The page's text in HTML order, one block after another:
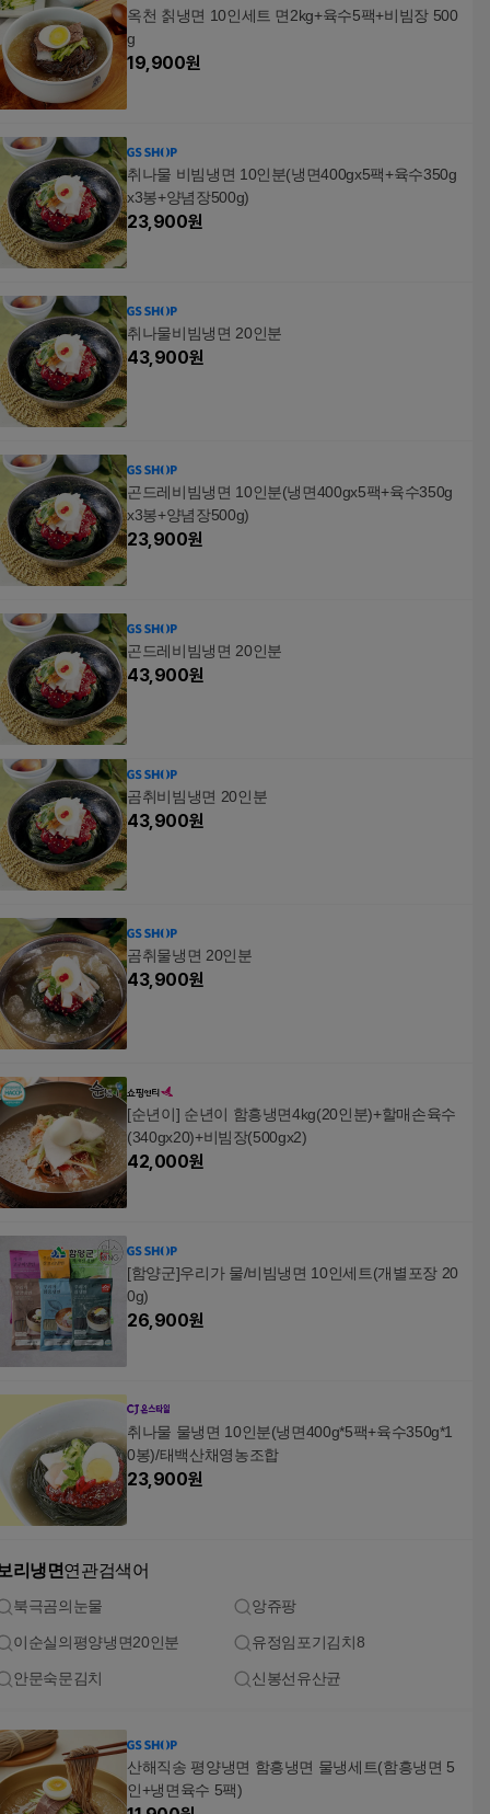
옥천 칡냉면 10인세트 면2kg+육수5팩+비빔장 500
g
19,900원
취나물 비빔냉면 10인분(냉면400gx5팩+육수350g
x3봉+양념장500g)
23,900원
취나물비빔냉면 20인분
43,900원
곤드레비빔냉면 10인분(냉면400gx5팩+육수350g
x3봉+양념장500g)
23,900원
곤드레비빔냉면 20인분
43,900원
곰취비빔냉면 20인분
43,900원
곰취물냉면 20인분
43,900원
[순년이] 순년이 함흥냉면4kg(20인분)+할매손육수
(340gx20)+비빔장(500gx2)
42,000원
[함양군]우리가 물/비빔냉면 10인세트(개별포장 20
0g)
26,900원
취나물 물냉면 10인분(냉면400g*5팩+육수350g*1
0봉)/태백산채영농조합
23,900원
리냉면연관검색어
북극곰의눈물 앙쥬팡
이순실의평양냉면20인분 유정임포기김치8
안문숙문김치 신봉선유산균
산해직송 평양냉면 함흥냉면 물냉세트(함흥냉면 5
인+냉면육수 5팩)